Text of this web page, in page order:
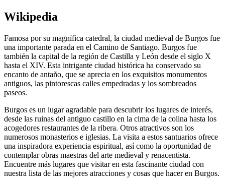
Wikipedia
Famosa por su magnífica catedral, la ciudad medieval de Burgos fue
una importante parada en el Camino de Santiago. Burgos fue
también la capital de la región de Castilla y León desde el siglo X
hasta el XIV. Esta intrigante ciudad histórica ha conservado su
encanto de antaño, que se aprecia en los exquisitos monumentos
antiguos, las pintorescas calles empedradas y los sombreados
paseos.
Burgos es un lugar agradable para descubrir los lugares de interés,
desde las ruinas del antiguo castillo en la cima de la colina hasta los
acogedores restaurantes de la ribera. Otros atractivos son los
numerosos monasterios e iglesias. La visita a estos santuarios ofrece
una inspiradora experiencia espiritual, así como la oportunidad de
contemplar obras maestras del arte medieval y renacentista.
Encuentre más lugares que visitar en esta fascinante ciudad con
nuestra lista de las mejores atracciones y cosas que hacer en Burgos.